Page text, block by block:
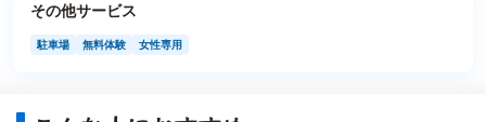
その他サービス
駐車場 無料体験 女性専用